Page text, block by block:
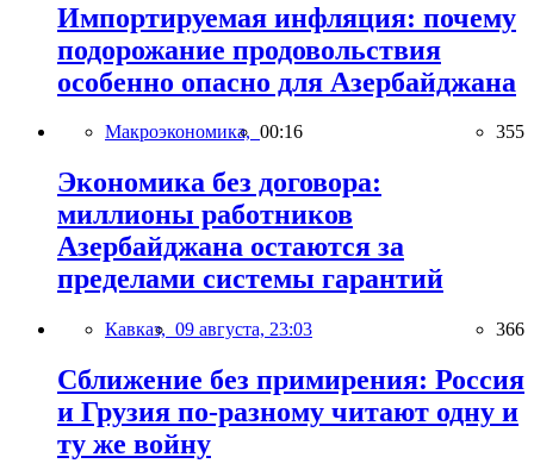
Импортируемая инфляция: почему
подорожание продовольствия
особенно опасно для Азербайджана
Макроэкономика, 00:16 355
Экономика без договора:
миллионы работников
Азербайджана остаются за
пределами системы гарантий
Кавказ, 09 августа, 23:03 366
Сближение без примирения: Россия
и Грузия по-разному читают одну и
ту же войну